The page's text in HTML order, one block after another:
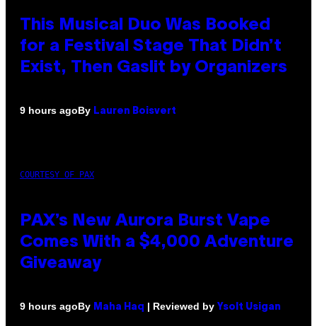
This Musical Duo Was Booked
for a Festival Stage That Didn’t
Exist, Then Gaslit by Organizers
9 hours agoBy Lauren Boisvert
COURTESY OF PAX
PAX’s New Aurora Burst Vape
Comes With a $4,000 Adventure
Giveaway
9 hours agoBy Maha Haq | Reviewed by Ysolt Usigan